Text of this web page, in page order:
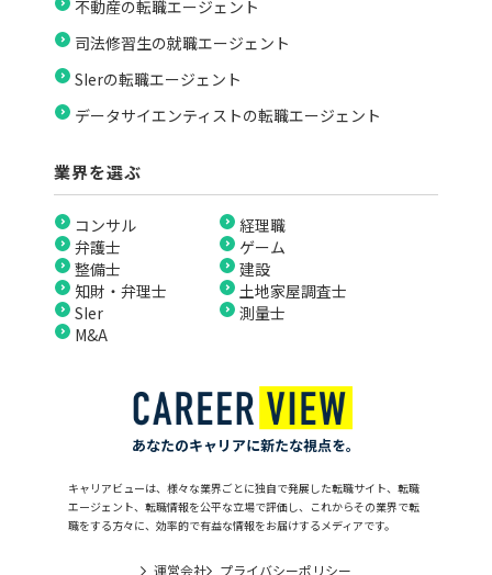
あなたのキャリアに新たな視点を。
キャリアビューは、様々な業界ごとに独自で発展した転職サイト、転職
エージェント、転職情報を公平な立場で評価し、これからその業界で転
職をする方々に、効率的で有益な情報をお届けするメディアです。
運営会社 プライバシーポリシー
不動産の転職エージェント
司法修習生の就職エージェント
SIerの転職エージェント
データサイエンティストの転職エージェント
業界を選ぶ
コンサル
経理職
弁護士
ゲーム
整備士
建設
知財・弁理士
土地家屋調査士
SIer
測量士
M&A